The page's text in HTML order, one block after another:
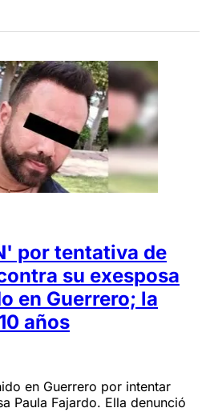
por tentativa de
su exesposa
en Guerrero; la
años
en Guerrero por intentar
Paula Fajardo. Ella denunció